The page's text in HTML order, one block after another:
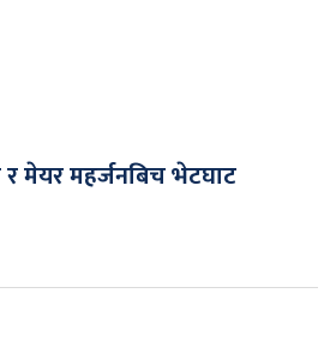
र मेयर महर्जनबिच भेटघाट